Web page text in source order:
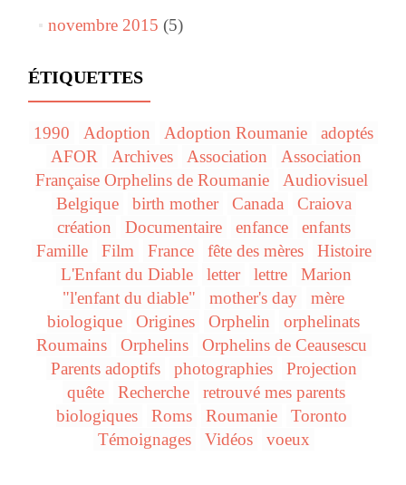
novembre 2015 (5)
ÉTIQUETTES
1990 Adoption Adoption Roumanie
adoptés
AFOR
Archives Association
Association
Française Orphelins de Roumanie
Audiovisuel
Belgique
birth mother Canada
Craiova
création
Documentaire enfance
enfants
Famille
Film France fête des mères
Histoire
L'Enfant du Diable
letter lettre
Marion
"l'enfant du diable"
mother's day
mère
biologique
Origines Orphelin
orphelinats
Roumains
Orphelins
Orphelins de Ceausescu
Parents adoptifs
photographies
Projection
quête
Recherche
retrouvé mes parents
biologiques
Roms Roumanie
Toronto
Témoignages
Vidéos voeux